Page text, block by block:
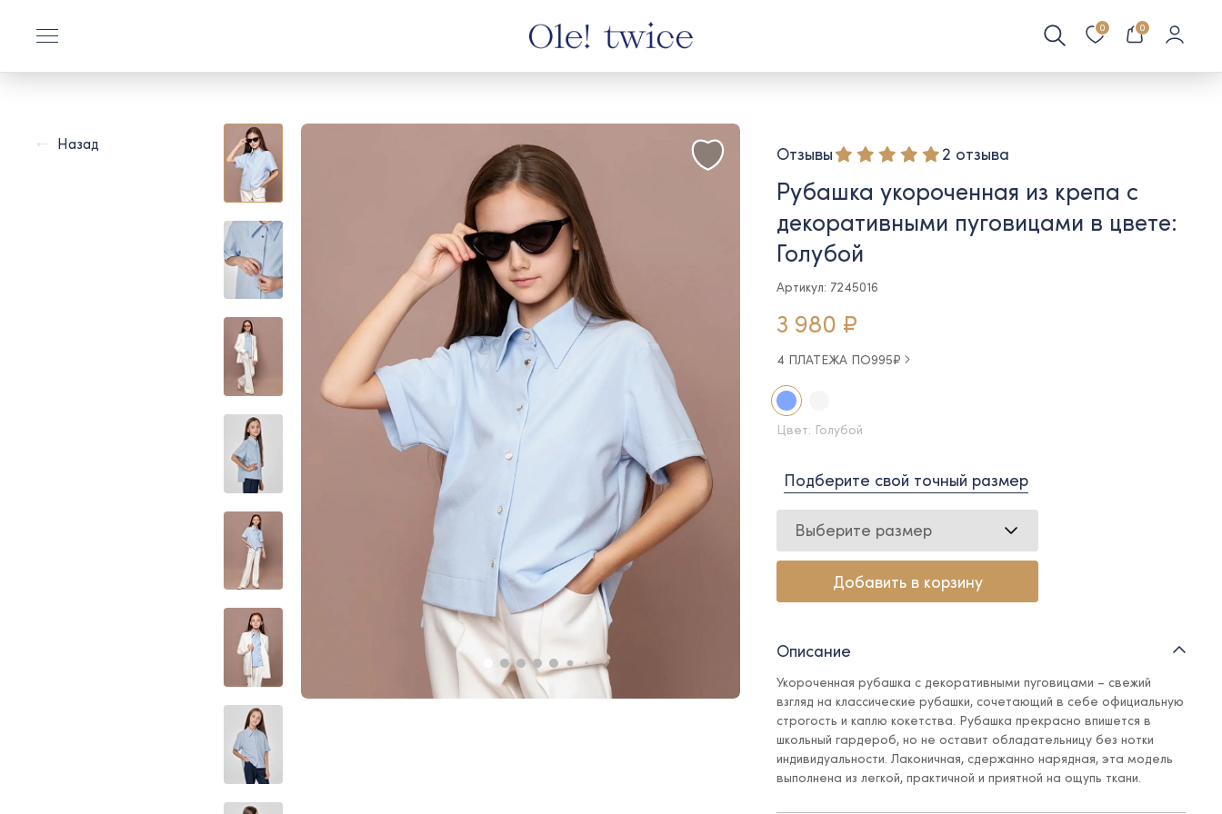
0 0
Назад Отзывы 2 отзыва
Рубашка укороченная из крепа с
декоративными пуговицами в цвете:
Голубой
Артикул: 7245016
3 980 ₽
4 ПЛАТЕЖА ПО995₽
Цвет: Голубой
Подберите свой точный размер
Выберите размер
Добавить в корзину
Описание
Укороченная рубашка с декоративными пуговицами – свежий
взгляд на классические рубашки, сочетающий в себе официальную
строгость и каплю кокетства. Рубашка прекрасно впишется в
школьный гардероб, но не оставит обладательницу без нотки
индивидуальности. Лаконичная, сдержанно нарядная, эта модель
выполнена из легкой, практичной и приятной на ощупь ткани.